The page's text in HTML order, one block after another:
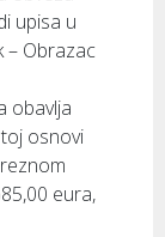
upisa u
– Obrazac
obavlja
osnovi
eura,